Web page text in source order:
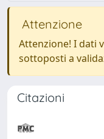
Attenzione
Attenzione! I dati
sottoposti a
Citazioni